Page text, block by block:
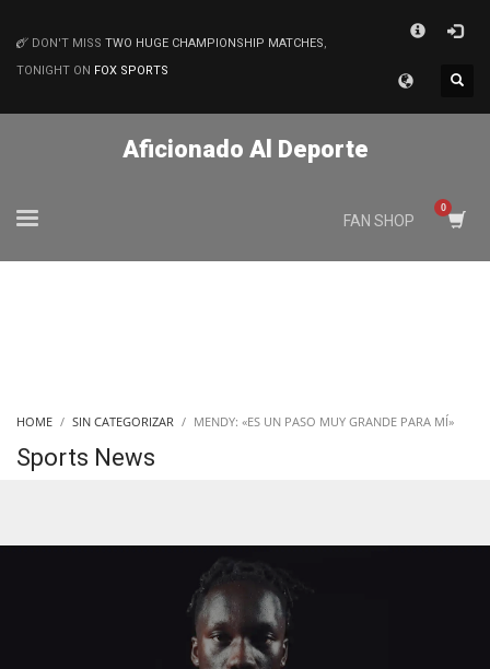
MATCHES
DON'T MISS TWO HUGE CHAMPIONSHIP MATCHES,
TONIGHT ON FOX SPORTS
Aficionado Al Deporte
FAN SHOP
HOME SIN CATEGORIZAR MENDY: «ES UN PASO MUY GRANDE PARA MÍ»
Sports News